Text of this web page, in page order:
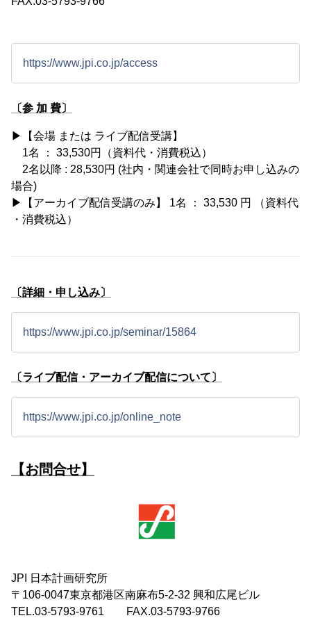
https://www.jpi.co.jp/access
〔参 加 費〕
▶︎【会場 または ライブ配信受講】
1名 ： 33,530円（資料代・消費税込）
2名以降 : 28,530円 (社内・関連会社で同時お申し込みの
場合)
▶︎【アーカイブ配信受講のみ】 1名 ： 33,530 円 （資料代
・消費税込）
〔詳細・申し込み〕
https://www.jpi.co.jp/seminar/15864
〔ライブ配信・アーカイブ配信について〕
https://www.jpi.co.jp/online_note
【お問合せ】
JPI 日本計画研究所
〒106-0047東京都港区南麻布5-2-32 興和広尾ビル
TEL.03-5793-9761 FAX.03-5793-9766